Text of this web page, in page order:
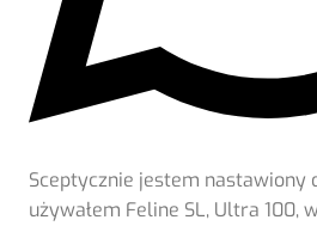
Sceptycznie jestem nastawiony
używałem Feline SL, Ultra 100,